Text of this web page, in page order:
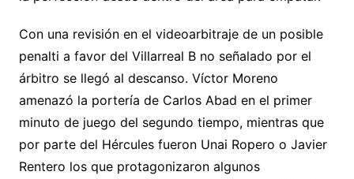
Con una revisión en el videoarbitraje de un posible
penalti a favor del Villarreal B no señalado por el
árbitro se llegó al descanso. Víctor Moreno
amenazó la portería de Carlos Abad en el primer
minuto de juego del segundo tiempo, mientras que
por parte del Hércules fueron Unai Ropero o Javier
Rentero los que protagonizaron algunos